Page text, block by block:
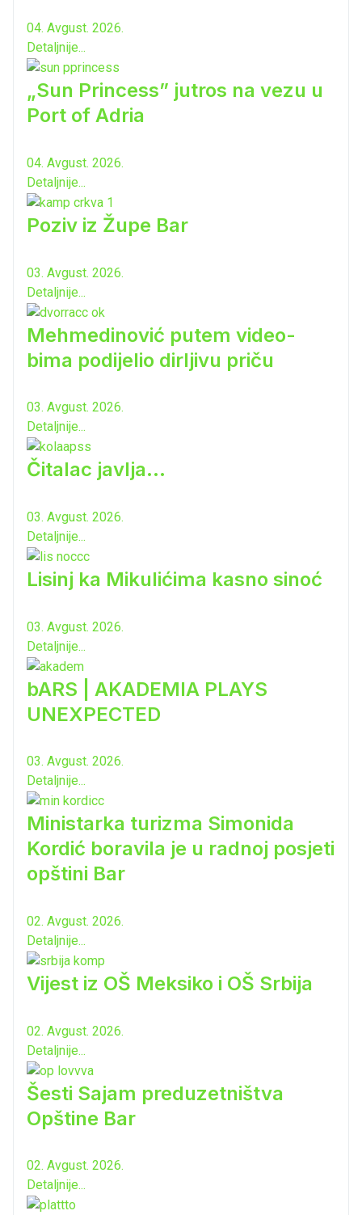
04. Avgust. 2026.
Detaljnije...
„Sun Princess” jutros na vezu u
Port of Adria
04. Avgust. 2026.
Detaljnije...
Poziv iz Župe Bar
03. Avgust. 2026.
Detaljnije...
Mehmedinović putem video-
bima podijelio dirljivu priču
03. Avgust. 2026.
Detaljnije...
Čitalac javlja...
03. Avgust. 2026.
Detaljnije...
Lisinj ka Mikulićima kasno sinoć
03. Avgust. 2026.
Detaljnije...
bARS | AKADEMIA PLAYS
UNEXPECTED
03. Avgust. 2026.
Detaljnije...
Ministarka turizma Simonida
Kordić boravila je u radnoj posjeti
opštini Bar
02. Avgust. 2026.
Detaljnije...
Vijest iz OŠ Meksiko i OŠ Srbija
02. Avgust. 2026.
Detaljnije...
Šesti Sajam preduzetništva
Opštine Bar
02. Avgust. 2026.
Detaljnije...